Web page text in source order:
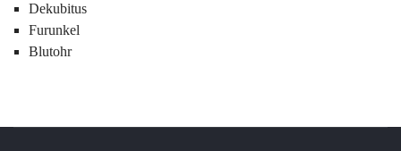
Dekubitus
Furunkel
Blutohr